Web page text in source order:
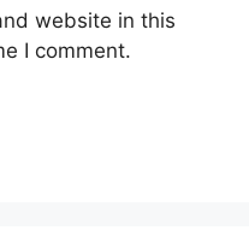
website in this
I comment.